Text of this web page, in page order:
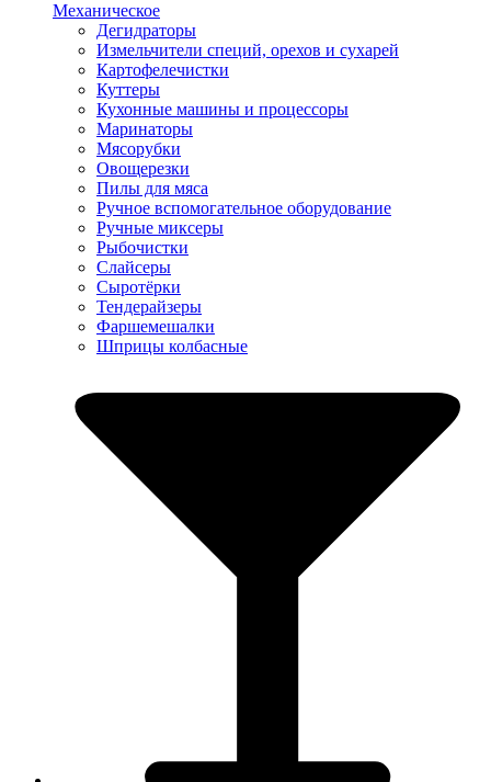
Механическое
Дегидраторы
Измельчители специй, орехов и сухарей
Картофелечистки
Куттеры
Кухонные машины и процессоры
Маринаторы
Мясорубки
Овощерезки
Пилы для мяса
Ручное вспомогательное оборудование
Ручные миксеры
Рыбочистки
Слайсеры
Сыротёрки
Тендерайзеры
Фаршемешалки
Шприцы колбасные